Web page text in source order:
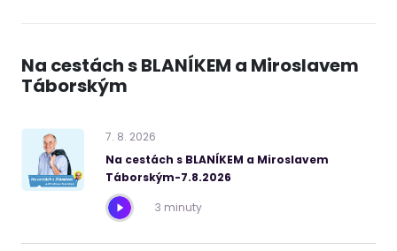
Na cestách s BLANÍKEM a Miroslavem
Táborským
7. 8. 2026
Na cestách s BLANÍKEM a Miroslavem
Táborským-7.8.2026
3 minuty